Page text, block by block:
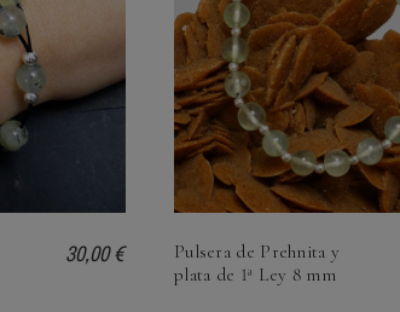
30,00 €
Pulsera de Prehnita y
plata de 1ª Ley 8 mm